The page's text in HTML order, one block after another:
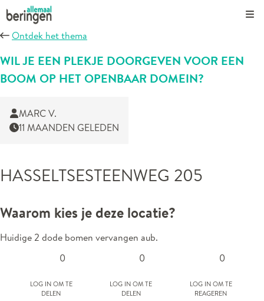
Ontdek het thema
WIL JE EEN PLEKJE DOORGEVEN VOOR EEN
BOOM OP HET OPENBAAR DOMEIN?
MARC V.
11 MAANDEN GELEDEN
HASSELTSESTEENWEG 205
Waarom kies je deze locatie?
Huidige 2 dode bomen vervangen aub.
0
Log in om te
delen
0
Log in om te
delen
0
Log in om te
reageren